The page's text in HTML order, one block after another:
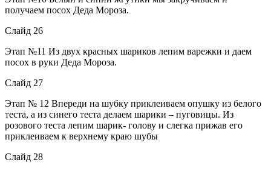
получаем посох Деда Мороза.
Слайд 26
Этап №11 Из двух красных шариков лепим варежки и даем
посох в руки Деда Мороза.
Слайд 27
Этап № 12 Впереди на шубку приклеиваем опушку из белого
теста, а из синего теста делаем шарики – пуговицы. Из
розового теста лепим шарик- голову и слегка прижав его
приклеиваем к верхнему краю шубы
Слайд 28